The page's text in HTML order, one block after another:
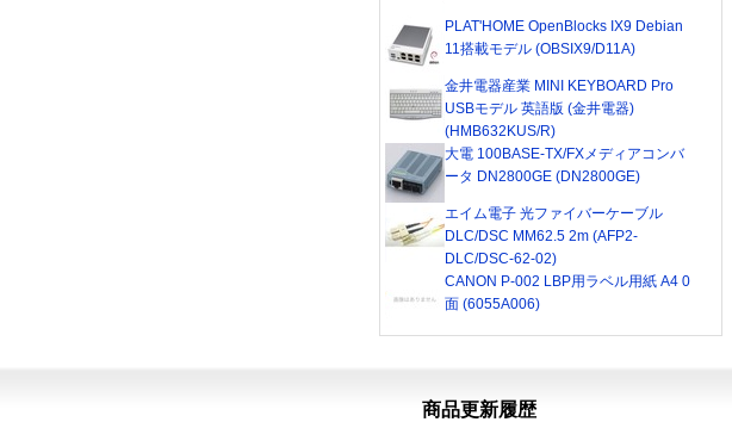
PLAT'HOME OpenBlocks IX9 Debian
11搭載モデル (OBSIX9/D11A)
金井電器産業 MINI KEYBOARD Pro
USBモデル 英語版 (金井電器)
(HMB632KUS/R)
大電 100BASE-TX/FXメディアコンバ
ータ DN2800GE (DN2800GE)
エイム電子 光ファイバーケーブル
DLC/DSC MM62.5 2m (AFP2-
DLC/DSC-62-02)
CANON P-002 LBP用ラベル用紙 A4 0
面 (6055A006)
商品更新履歴